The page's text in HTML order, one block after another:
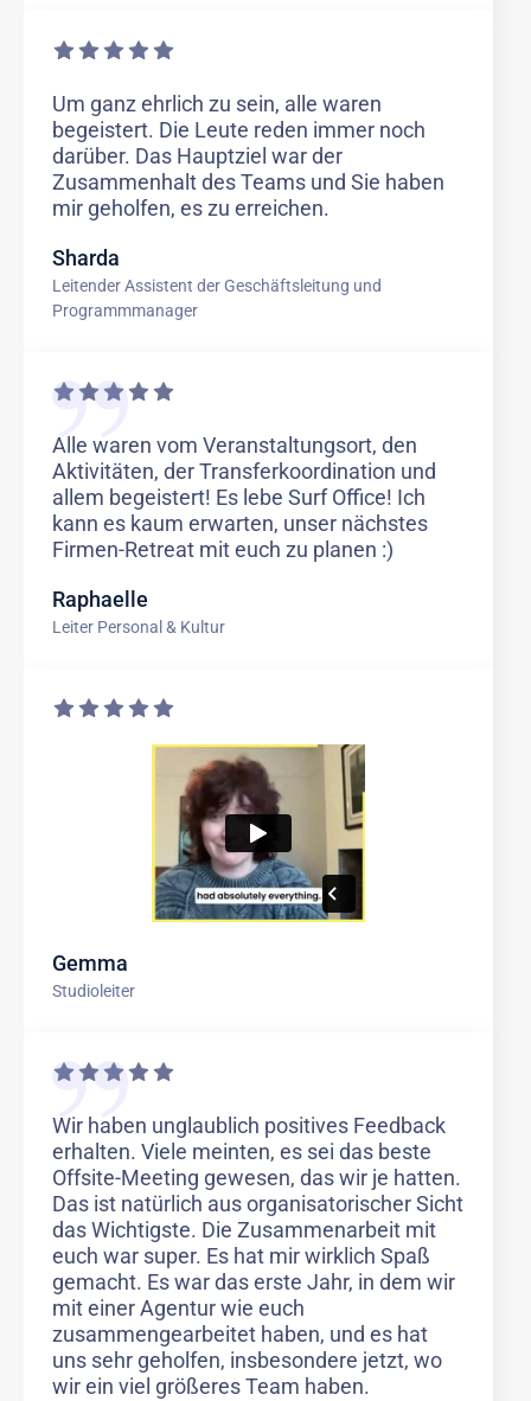
Um ganz ehrlich zu sein, alle waren
begeistert. Die Leute reden immer noch
darüber. Das Hauptziel war der
Zusammenhalt des Teams und Sie haben
mir geholfen, es zu erreichen.
Sharda
Leitender Assistent der Geschäftsleitung und
Programmmanager
Alle waren vom Veranstaltungsort, den
Aktivitäten, der Transferkoordination und
allem begeistert! Es lebe Surf Office! Ich
kann es kaum erwarten, unser nächstes
Firmen-Retreat mit euch zu planen :)
Raphaelle
Leiter Personal & Kultur
Gemma
Studioleiter
Wir haben unglaublich positives Feedback
erhalten. Viele meinten, es sei das beste
Offsite-Meeting gewesen, das wir je hatten.
Das ist natürlich aus organisatorischer Sicht
das Wichtigste. Die Zusammenarbeit mit
euch war super. Es hat mir wirklich Spaß
gemacht. Es war das erste Jahr, in dem wir
mit einer Agentur wie euch
zusammengearbeitet haben, und es hat
uns sehr geholfen, insbesondere jetzt, wo
wir ein viel größeres Team haben.